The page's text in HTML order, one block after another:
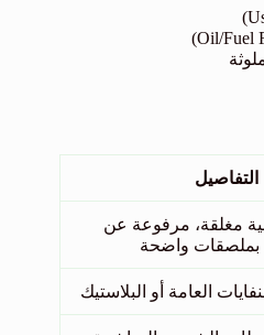
التفاصيل
مغلقة، مرفوعة عن
بملصقات واضحة
العامة أو البلاستيك